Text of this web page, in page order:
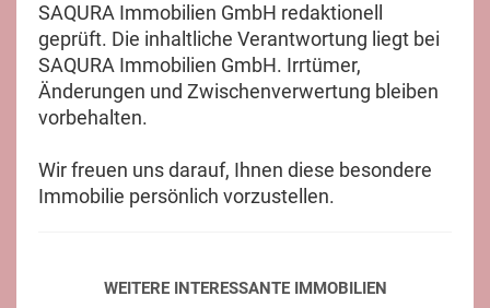
SAQURA Immobilien GmbH redaktionell
geprüft. Die inhaltliche Verantwortung liegt bei
SAQURA Immobilien GmbH. Irrtümer,
Änderungen und Zwischenverwertung bleiben
vorbehalten.
Wir freuen uns darauf, Ihnen diese besondere
Immobilie persönlich vorzustellen.
WEITERE INTERESSANTE IMMOBILIEN